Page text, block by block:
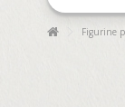
Figurine